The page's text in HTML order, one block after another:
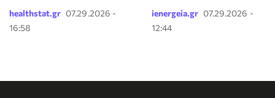
healthstat.gr 07.29.2026 -
16:58
ienergeia.gr 07.29.2026 -
12:44